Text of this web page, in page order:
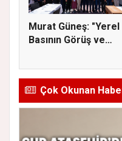
Murat Güneş: "Yerel
Basının Görüş ve
Çok Okunan